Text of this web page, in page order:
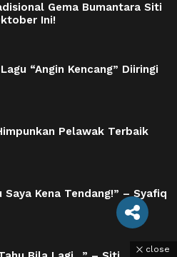
Gema Bumantara Siti
Ini!
“Angin Kencang” Diiringi
Pelawak Terbaik
Saya Kena Tendang!” – Syafiq
close